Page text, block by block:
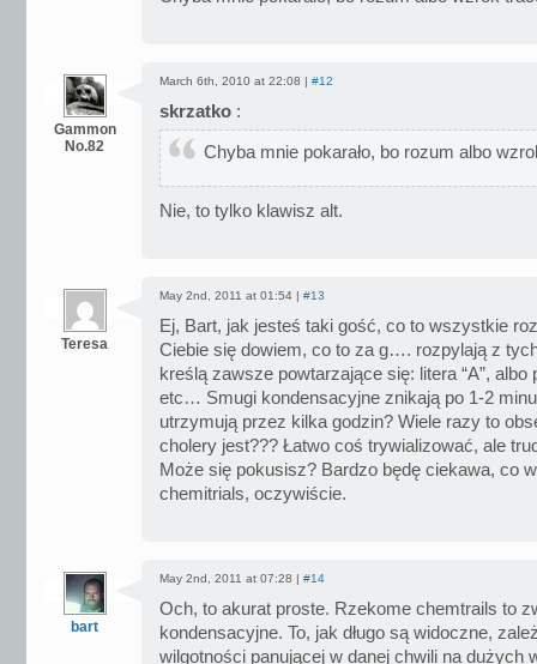
Gammon
No.82
March 6th, 2010 at 22:08 | #12
skrzatko :
Chyba mnie pokarało, bo rozum albo
Nie, to tylko klawisz alt.
Teresa
May 2nd, 2011 at 01:54 | #13
Ej, Bart, jak jesteś taki gość, co to wszystkie
Ciebie się dowiem, co to za g…. rozpylają z
kreślą zawsze powtarzające się: litera “A”,
etc… Smugi kondensacyjne znikają po 1-2
utrzymują przez kilka godzin? Wiele razy to
cholery jest??? Łatwo coś trywializować, ale
Może się pokusisz? Bardzo będę ciekawa, co
chemitrials, oczywiście.
bart
May 2nd, 2011 at 07:28 | #14
Och, to akurat proste. Rzekome chemtrails to
kondensacyjne. To, jak długo są widoczne,
wilgotności panującej w danej chwili na dużych